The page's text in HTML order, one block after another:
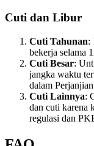
Cuti dan Libur
Cuti Tahunan:
bekerja selama
Cuti Besar:
jangka waktu
dalam
Cuti Lainnya:
dan cuti karena
regulasi dan